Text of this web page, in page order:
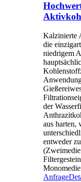
Kalzinierte
die
niedrigem
der
aus harten,
entweder
Anfrage